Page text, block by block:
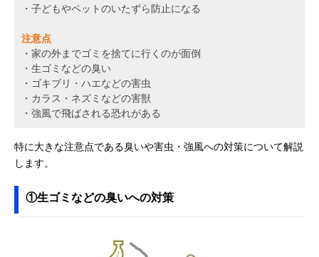
・子どもやペットのいたずら防止になる
注意点
・家の外までゴミを捨てに行くのが面倒
・生ゴミなどの臭い
・ゴキブリ・ハエなどの害虫
・カラス・ネズミなどの害獣
・強風で飛ばされる恐れがある
特に大きな注意点である臭いや害虫・強風への対策について解説
します。
①生ゴミなどの臭いへの対策